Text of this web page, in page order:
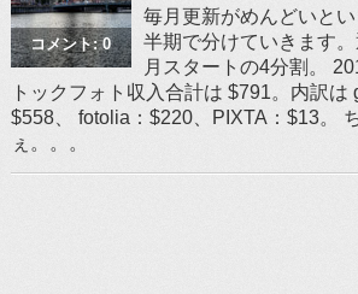
コメント: 0
毎月更新がめんどいと
半期で分けていきます
月スタートの4分割。
トックフォト収入合計は $791。内訳は
$558、 fotolia：$220、PIXTA：$13。
ぇ。。。